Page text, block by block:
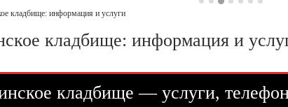
кладбище: информация и услуги
кладбище: информация и
кладбище — услуги,